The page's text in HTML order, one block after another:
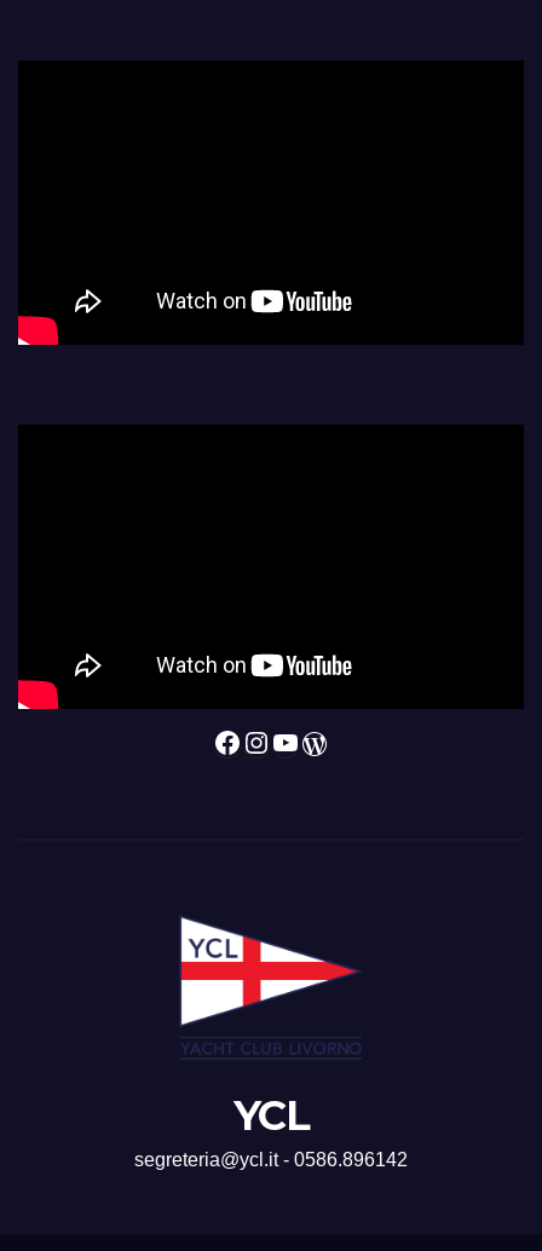
Facebook Instagram YouTube WordPress
YCL
segreteria@ycl.it - 0586.896142